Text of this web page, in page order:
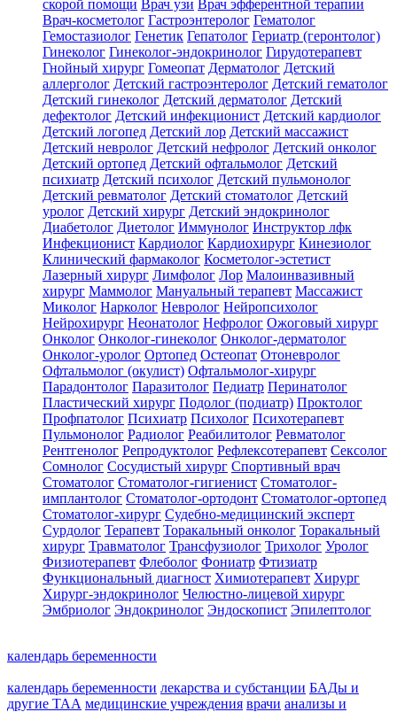
скорой помощи Врач узи Врач эфферентной терапии
Врач-косметолог Гастроэнтеролог Гематолог
Гемостазиолог Генетик Гепатолог Гериатр (геронтолог)
Гинеколог Гинеколог-эндокринолог Гирудотерапевт
Гнойный хирург Гомеопат Дерматолог Детский
аллерголог Детский гастроэнтеролог Детский гематолог
Детский гинеколог Детский дерматолог Детский
дефектолог Детский инфекционист Детский кардиолог
Детский логопед Детский лор Детский массажист
Детский невролог Детский нефролог Детский онколог
Детский ортопед Детский офтальмолог Детский
психиатр Детский психолог Детский пульмонолог
Детский ревматолог Детский стоматолог Детский
уролог Детский хирург Детский эндокринолог
Диабетолог Диетолог Иммунолог Инструктор лфк
Инфекционист Кардиолог Кардиохирург Кинезиолог
Клинический фармаколог Косметолог-эстетист
Лазерный хирург Лимфолог Лор Малоинвазивный
хирург Маммолог Мануальный терапевт Массажист
Миколог Нарколог Невролог Нейропсихолог
Нейрохирург Неонатолог Нефролог Ожоговый хирург
Онколог Онколог-гинеколог Онколог-дерматолог
Онколог-уролог Ортопед Остеопат Отоневролог
Офтальмолог (окулист) Офтальмолог-хирург
Парадонтолог Паразитолог Педиатр Перинатолог
Пластический хирург Подолог (подиатр) Проктолог
Профпатолог Психиатр Психолог Психотерапевт
Пульмонолог Радиолог Реабилитолог Ревматолог
Рентгенолог Репродуктолог Рефлексотерапевт Сексолог
Сомнолог Сосудистый хирург Спортивный врач
Стоматолог Стоматолог-гигиенист Стоматолог-
имплантолог Стоматолог-ортодонт Стоматолог-ортопед
Стоматолог-хирург Судебно-медицинский эксперт
Сурдолог Терапевт Торакальный онколог Торакальный
хирург Травматолог Трансфузиолог Трихолог Уролог
Физиотерапевт Флеболог Фониатр Фтизиатр
Функциональный диагност Химиотерапевт Хирург
Хирург-эндокринолог Челюстно-лицевой хирург
Эмбриолог Эндокринолог Эндоскопист Эпилептолог
календарь беременности
календарь беременности лекарства и субстанции БАДы и
другие ТАА медицинские учреждения врачи анализы и